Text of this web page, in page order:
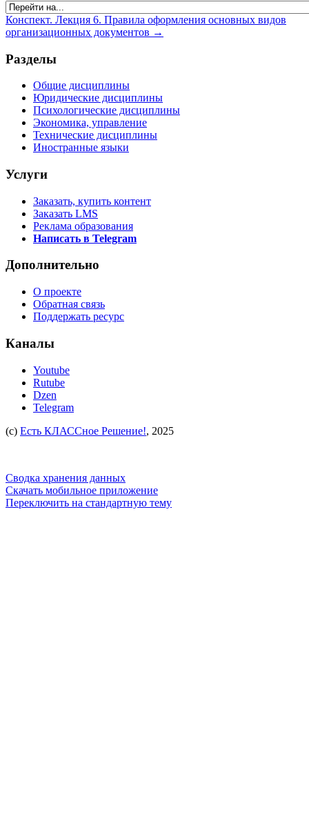
Конспект. Лекция 6. Правила оформления основных видов
организационных документов →
Разделы
Общие дисциплины
Юридические дисциплины
Психологические дисциплины
Экономика, управление
Технические дисциплины
Иностранные языки
Услуги
Заказать, купить контент
Заказать LMS
Реклама образования
Написать в Telegram
Дополнительно
О проекте
Обратная связь
Поддержать ресурс
Каналы
Youtube
Rutube
Dzen
Telegram
(c) Есть КЛАССное Решение!, 2025
Сводка хранения данных
Скачать мобильное приложение
Переключить на стандартную тему